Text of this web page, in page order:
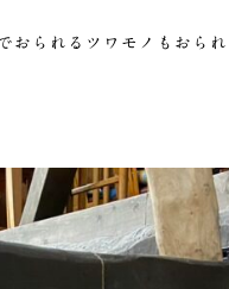
おられるツワモノもおられ